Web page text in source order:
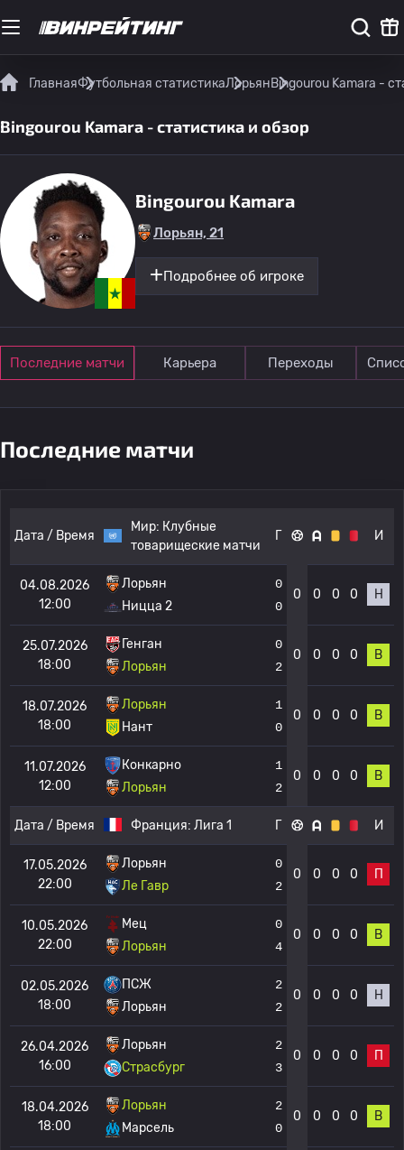
ГлавнаяФутбольная статистикаЛорьянBingourou Kamara -
Bingourou Kamara - статистика и обзор
Bingourou Kamara
Лорьян, 21
Подробнее об игроке
Последние матчи Карьера Переходы
Последние матчи
Дата / Время
Мир: Клубные
товарищеские матчи
Г И
04.08.2026
12:00
Лорьян
Ницца 2
0
0
0 0 0 0 Н
25.07.2026
18:00
Генган
Лорьян
0
2
0 0 0 0 В
18.07.2026
18:00
Лорьян
Нант
1
0
0 0 0 0 В
11.07.2026
12:00
Конкарно
Лорьян
1
2
0 0 0 0 В
Дата / Время Франция: Лига 1 Г И
17.05.2026
22:00
Лорьян
Ле Гавр
0
2
0 0 0 0 П
10.05.2026
22:00
Мец
Лорьян
0
4
0 0 0 0 В
02.05.2026
18:00
ПСЖ
Лорьян
2
2
0 0 0 0 Н
26.04.2026
16:00
Лорьян
Страсбург
2
3
0 0 0 0 П
18.04.2026
18:00
Лорьян
Марсель
2
0
0 0 0 0 В